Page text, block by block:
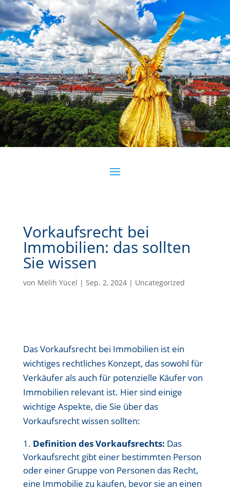
Vorkaufsrecht bei
Immobilien: das sollten
Sie wissen
von Melih Yücel | Sep. 2, 2024| Uncategorized
Das Vorkaufsrecht bei Immobilien ist ein
wichtiges rechtliches Konzept, das sowohl für
Verkäufer als auch für potenzielle Käufer von
Immobilien relevant ist. Hier sind einige
wichtige Aspekte, die Sie über das
Vorkaufsrecht wissen sollten:
Definition des Vorkaufsrechts: Das
Vorkaufsrecht gibt einer bestimmten Person
oder einer Gruppe von Personen das Recht,
eine Immobilie zu kaufen, bevor sie an einen